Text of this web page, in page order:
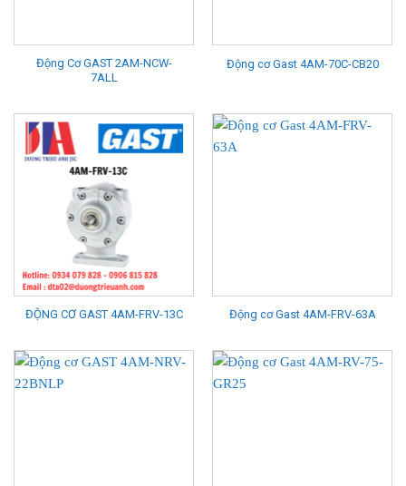
Động Cơ GAST 2AM-NCW-
7ALL
Động cơ Gast 4AM-70C-CB20
ĐỘNG CƠ GAST 4AM-FRV-13C Động cơ Gast 4AM-FRV-63A